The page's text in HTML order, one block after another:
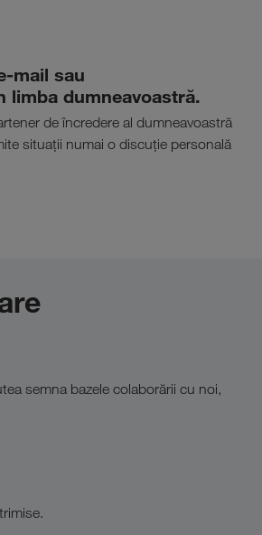
mail sau
limba dumneavoastră.
de încredere al dumneavoastră
situații numai o discuție personală
semna bazele colaborării cu noi,